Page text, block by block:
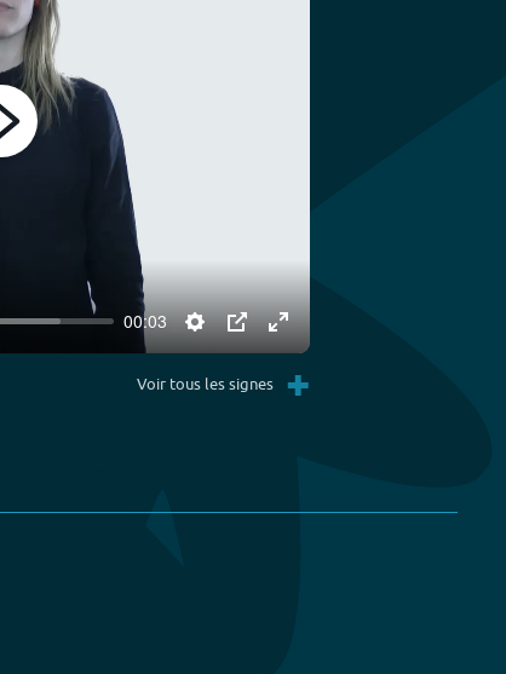
00:03
Settings
PIP Enter
fullscreen
Play
Voir tous les signes +